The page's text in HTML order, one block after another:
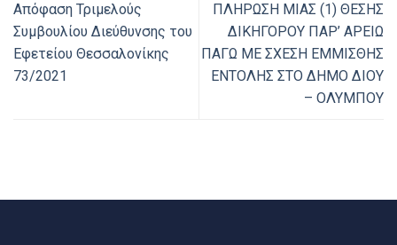
Απόφαση Τριμελούς
Συμβουλίου Διεύθυνσης του
Εφετείου Θεσσαλονίκης
73/2021
ΠΛΗΡΩΣΗ ΜΙΑΣ (1) ΘΕΣΗΣ
ΔΙΚΗΓΟΡΟΥ ΠΑΡ’ ΑΡΕΙΩ
ΠΑΓΩ ΜΕ ΣΧΕΣΗ ΕΜΜΙΣΘΗΣ
ΕΝΤΟΛΗΣ ΣΤΟ ΔΗΜΟ ΔΙΟΥ
– ΟΛΥΜΠΟΥ